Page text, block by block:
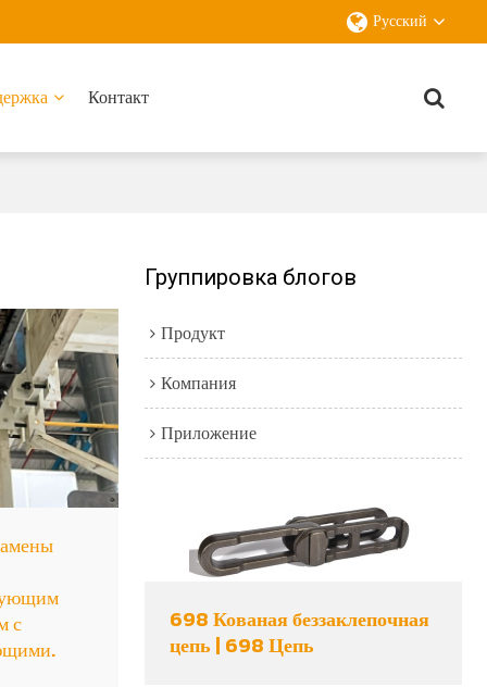
Русский
Контакт
с
Группировка блогов
Продукт
Компания
Приложение
698 Кованая беззаклепочная
цепь | 698 Цепь